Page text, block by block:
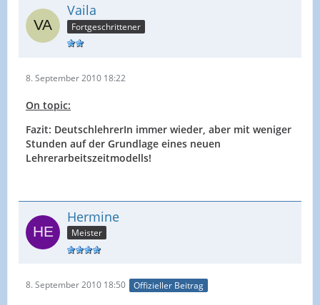
Vaila
Fortgeschrittener
8. September 2010 18:22
On topic:
Fazit: DeutschlehrerIn immer wieder, aber mit weniger
Stunden auf der Grundlage eines neuen
Lehrerarbeitszeitmodells!
Hermine
Meister
8. September 2010 18:50 Offizieller Beitrag